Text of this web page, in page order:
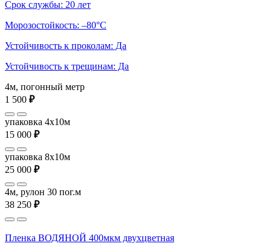
Срок службы: 20 лет
Морозостойкость: –80°С
Устойчивость к проколам: Да
Устойчивость к трещинам: Да
4м, погонный метр
1 500 ₽
упаковка 4x10м
15 000 ₽
упаковка 8x10м
25 000 ₽
4м, рулон 30 пог.м
38 250 ₽
Пленка ВОДЯНОЙ 400мкм двухцветная